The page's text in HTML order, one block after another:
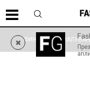
ФИНАЛНО НАМАЛУВАЊЕ